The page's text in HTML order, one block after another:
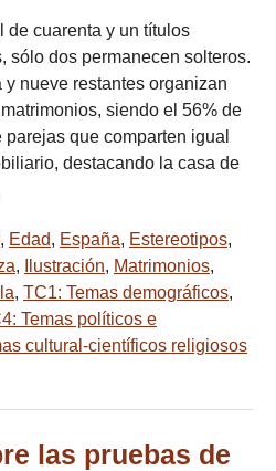
de cuarenta y un títulos
sólo dos permanecen solteros.
y nueve restantes organizan
siendo el 56% de
parejas que comparten igual
destacando la casa de
, Edad, España, Estereotipos,
, Ilustración, Matrimonios,
, TC1: Temas demográficos,
Temas políticos e
cultural-científicos religiosos
las pruebas de